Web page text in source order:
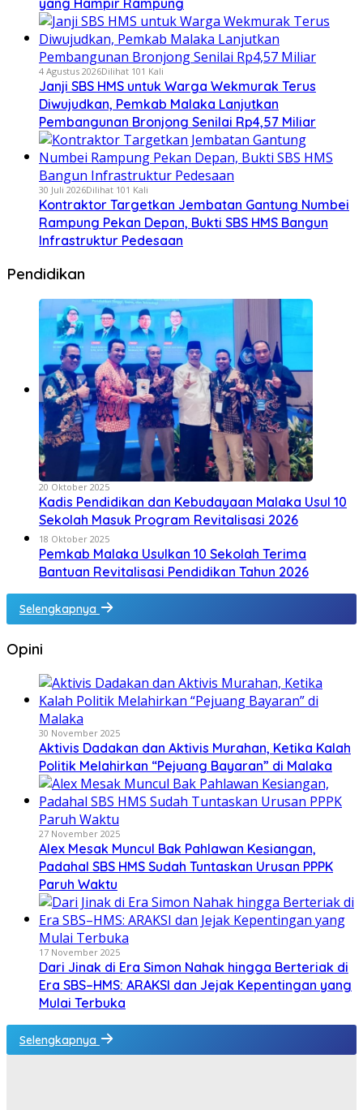
4 Agustus 2026Dilihat 101 Kali
Janji SBS HMS untuk Warga Wekmurak Terus
Diwujudkan, Pemkab Malaka Lanjutkan
Pembangunan Bronjong Senilai Rp4,57 Miliar
30 Juli 2026Dilihat 101 Kali
Kontraktor Targetkan Jembatan Gantung Numbei
Rampung Pekan Depan, Bukti SBS HMS Bangun
Infrastruktur Pedesaan
Pendidikan
20 Oktober 2025
Kadis Pendidikan dan Kebudayaan Malaka Usul 10
Sekolah Masuk Program Revitalisasi 2026
18 Oktober 2025
Pemkab Malaka Usulkan 10 Sekolah Terima
Bantuan Revitalisasi Pendidikan Tahun 2026
Selengkapnya
Opini
30 November 2025
Aktivis Dadakan dan Aktivis Murahan, Ketika Kalah
Politik Melahirkan “Pejuang Bayaran” di Malaka
27 November 2025
Alex Mesak Muncul Bak Pahlawan Kesiangan,
Padahal SBS HMS Sudah Tuntaskan Urusan PPPK
Paruh Waktu
17 November 2025
Dari Jinak di Era Simon Nahak hingga Berteriak di
Era SBS–HMS: ARAKSI dan Jejak Kepentingan yang
Mulai Terbuka
Selengkapnya